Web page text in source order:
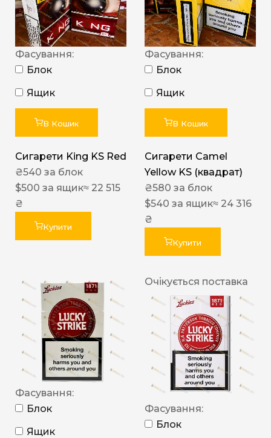
Фасування:
Блок
Ящик
В Кошик
Сигарети King KS Red
₴540 за блок
$500 за ящик≈ 22 515
₴
Купити
Фасування:
Блок
Ящик
В Кошик
Сигарети Camel
Yellow KS (квадрат)
₴580 за блок
$540 за ящик≈ 24 316
₴
Купити
Фасування:
Блок
Ящик
Очікується поставка
Фасування:
Блок